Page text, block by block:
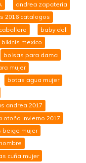
andrea zapateria
2016 catalogos
baby doll
bikinis mexico
bolsas para dama
mujer
botas agua mujer
andrea 2017
otoño invierno 2017
beige mujer
cuña mujer